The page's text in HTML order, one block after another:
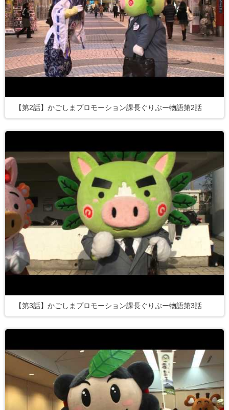
【第2話】かごしまプロモーション課長ぐりぶー物語第2話
【第3話】かごしまプロモーション課長ぐりぶー物語第3話